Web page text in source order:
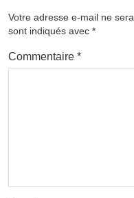
Votre adresse e-mail ne
sont indiqués avec *
Commentaire *